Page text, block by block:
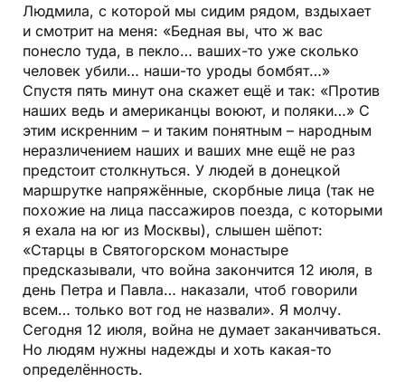
Людмила, с которой мы сидим рядом, вздыхает
и смотрит на меня: «Бедная вы, что ж вас
понесло туда, в пекло… ваших-то уже сколько
человек убили… наши-то уроды бомбят…»
Спустя пять минут она скажет ещё и так: «Против
наших ведь и американцы воюют, и поляки…» С
этим искренним – и таким понятным – народным
неразличением наших и ваших мне ещё не раз
предстоит столкнуться. У людей в донецкой
маршрутке напряжённые, скорбные лица (так не
похожие на лица пассажиров поезда, с которыми
я ехала на юг из Москвы), слышен шёпот:
«Старцы в Святогорском монастыре
предсказывали, что война закончится 12 июля, в
день Петра и Павла… наказали, чтоб говорили
всем… только вот год не назвали». Я молчу.
Сегодня 12 июля, война не думает заканчиваться.
Но людям нужны надежды и хоть какая-то
определённость.